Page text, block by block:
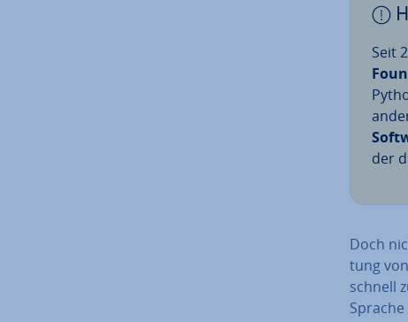
Seit
der
Doch
tung
schnell
Sprache